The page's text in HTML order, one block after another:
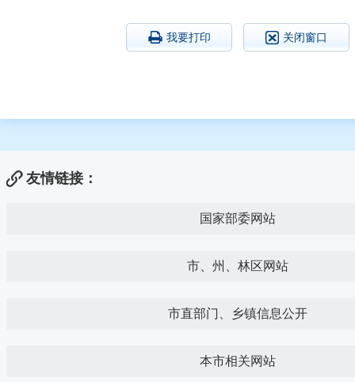
我要打印 关闭窗口
友情链接：
国家部委网站
市、州、林区网站
市直部门、乡镇信息公开
本市相关网站